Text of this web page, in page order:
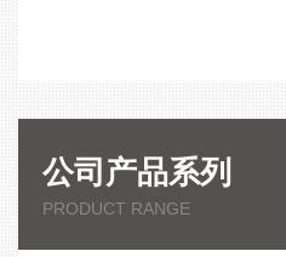
公司产品系列
PRODUCT RANGE